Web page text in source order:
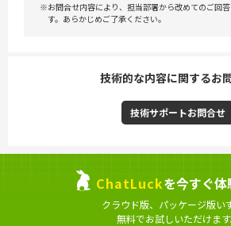
※お問合せ内容により、担当部署から改めてのご回
す。あらかじめご了承ください。
技術的な内容に関するお
技術サポートお問合せ
ChatLuckを今すぐ体
クラウド版、パッケージ版い
無料でお試しいただけます